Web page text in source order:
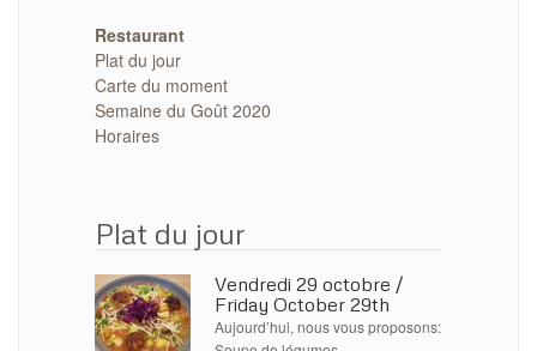
Restaurant
Plat du jour
Carte du moment
Semaine du Goût 2020
Horaires
Plat du jour
Vendredi 29 octobre /
Friday October 29th
Aujourd’hui, nous vous proposons: